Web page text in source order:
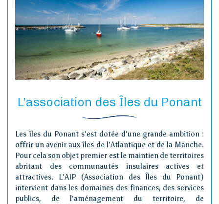
L’association des Îles du Ponant
Les îles du Ponant s'est dotée d'une grande ambition :
offrir un avenir aux îles de l'Atlantique et de la Manche.
Pour cela son objet premier est le maintien de territoires
abritant des communautés insulaires actives et
attractives. L'AIP (Association des Îles du Ponant)
intervient dans les domaines des finances, des services
publics, de l'aménagement du territoire, de